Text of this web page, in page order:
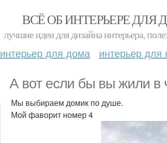
ВСЁ ОБ ИНТЕРЬЕРЕ ДЛЯ
лучшие идеи для дизайна интерьера,
интерьер для дома интерьер для
А вот если бы вы жили в
Мы выбираем домик по душе.
Мой фаворит номер 4